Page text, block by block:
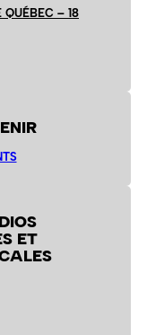
QUÉBEC – 18
ET